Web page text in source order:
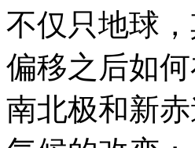
不仅只地球，
偏移之后如
南北极和新